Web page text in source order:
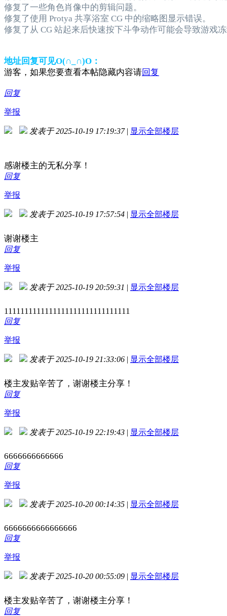
修复了一些角色肖像中的剪辑问题。
修复了使用 Protya 共享浴室 CG 中的缩略图显示错误。
修复了从 CG 站起来后快速按下斗争动作可能会导致游戏
地址回复可见O(∩_∩)O：
游客，如果您要查看本帖隐藏内容请回复
回复
举报
发表于 2025-10-19 17:19:37 | 显示全部楼层
感谢楼主的无私分享！
回复
举报
发表于 2025-10-19 17:57:54 | 显示全部楼层
谢谢楼主
回复
举报
发表于 2025-10-19 20:59:31 | 显示全部楼层
1111111111111111111111111111111
回复
举报
发表于 2025-10-19 21:33:06 | 显示全部楼层
楼主发贴辛苦了，谢谢楼主分享！
回复
举报
发表于 2025-10-19 22:19:43 | 显示全部楼层
6666666666666
回复
举报
发表于 2025-10-20 00:14:35 | 显示全部楼层
6666666666666666
回复
举报
发表于 2025-10-20 00:55:09 | 显示全部楼层
楼主发贴辛苦了，谢谢楼主分享！
回复